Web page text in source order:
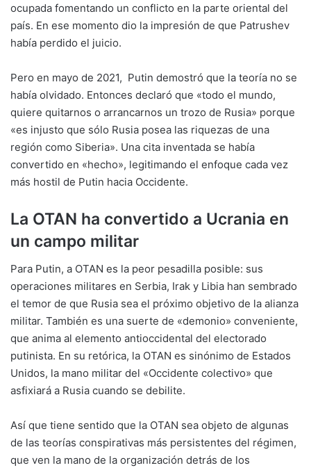
ocupada fomentando un conflicto en la parte oriental del
país. En ese momento dio la impresión de que Patrushev
había perdido el juicio.
Pero en mayo de 2021, Putin demostró que la teoría no se
había olvidado. Entonces declaró que «todo el mundo,
quiere quitarnos o arrancarnos un trozo de Rusia» porque
«es injusto que sólo Rusia posea las riquezas de una
región como Siberia». Una cita inventada se había
convertido en «hecho», legitimando el enfoque cada vez
más hostil de Putin hacia Occidente.
La OTAN ha convertido a Ucrania en
un campo militar
Para Putin, a OTAN es la peor pesadilla posible: sus
operaciones militares en Serbia, Irak y Libia han sembrado
el temor de que Rusia sea el próximo objetivo de la alianza
militar. También es una suerte de «demonio» conveniente,
que anima al elemento antioccidental del electorado
putinista. En su retórica, la OTAN es sinónimo de Estados
Unidos, la mano militar del «Occidente colectivo» que
asfixiará a Rusia cuando se debilite.
Así que tiene sentido que la OTAN sea objeto de algunas
de las teorías conspirativas más persistentes del régimen,
que ven la mano de la organización detrás de los